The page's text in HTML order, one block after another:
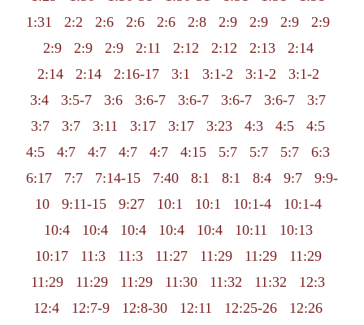
1:31
2:2 2:6 2:6 2:6 2:8 2:9 2:9 2:9
2:9
2:9
2:9 2:9 2:11 2:12 2:12 2:13
2:14
2:14
2:14 2:16-17 3:1 3:1-2 3:1-2
3:1-2
3:4
3:5-7 3:6 3:6-7 3:6-7 3:6-7 3:6-7
3:7
3:7
3:7 3:11 3:17 3:17 3:23 4:3 4:5
4:5
4:5
4:7 4:7 4:7 4:7 4:15 5:7 5:7 5:7
6:3
6:17
7:7 7:14-15 7:40 8:1 8:1 8:4 9:7
9:9-
10
9:11-15 9:27 10:1 10:1 10:1-4
10:1-4
10:4
10:4 10:4 10:4 10:4 10:11
10:13
10:17
11:3 11:3 11:27 11:29 11:29
11:29
11:29
11:29 11:29 11:30 11:32 11:32
12:3
12:4
12:7-9 12:8-30 12:11 12:25-26
12:26